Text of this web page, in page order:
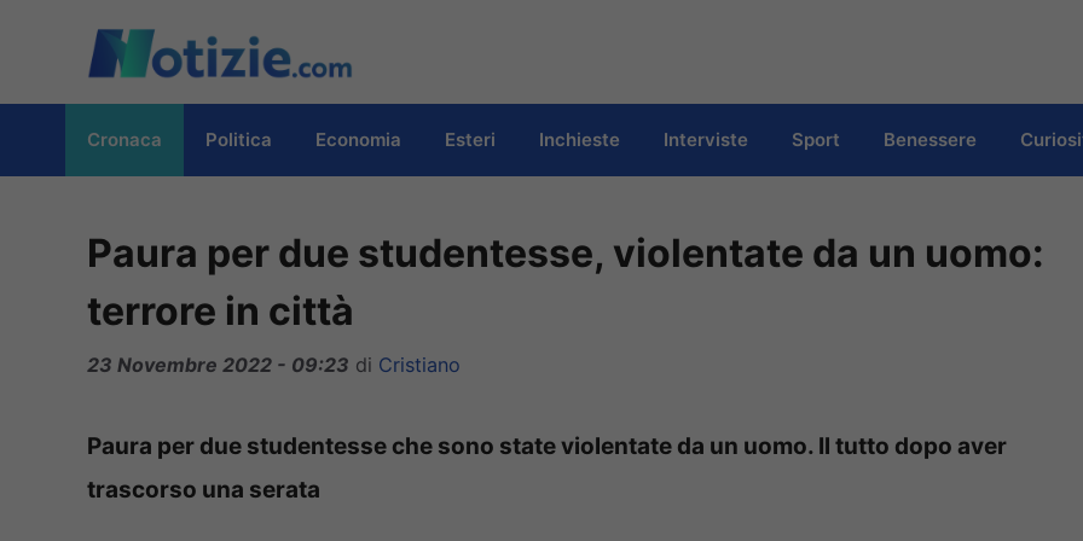
contenuto
Cronaca Politica Economia Esteri Inchieste Interviste Sport Benessere
Paura per due studentesse, violentate da un uomo:
terrore in città
23 Novembre 2022 - 09:23 di Cristiano
Paura per due studentesse che sono state violentate da un uomo. Il tutto dopo aver
trascorso una serata